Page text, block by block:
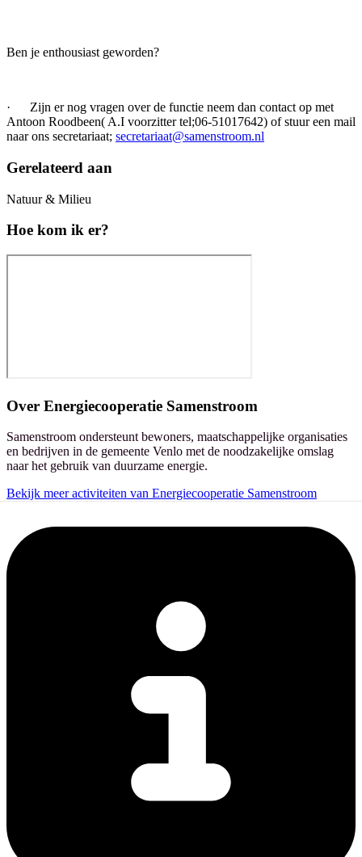
Ben je enthousiast geworden?
· Zijn er nog vragen over de functie neem dan contact op met
Antoon Roodbeen( A.I voorzitter tel;06-51017642) of stuur een mail
naar ons secretariaat; secretariaat@samenstroom.nl
Gerelateerd aan
Natuur & Milieu
Hoe kom ik er?
Over Energiecooperatie Samenstroom
Samenstroom ondersteunt bewoners, maatschappelijke organisaties
en bedrijven in de gemeente Venlo met de noodzakelijke omslag
naar het gebruik van duurzame energie.
Bekijk meer activiteiten van Energiecooperatie Samenstroom